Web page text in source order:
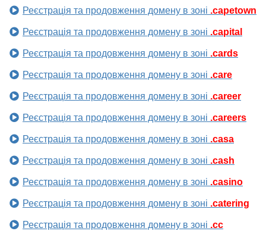
Реєстрація та продовження домену в зоні .capetown
Реєстрація та продовження домену в зоні .capital
Реєстрація та продовження домену в зоні .cards
Реєстрація та продовження домену в зоні .care
Реєстрація та продовження домену в зоні .career
Реєстрація та продовження домену в зоні .careers
Реєстрація та продовження домену в зоні .casa
Реєстрація та продовження домену в зоні .cash
Реєстрація та продовження домену в зоні .casino
Реєстрація та продовження домену в зоні .catering
Реєстрація та продовження домену в зоні .cc